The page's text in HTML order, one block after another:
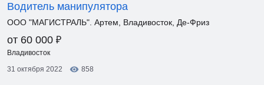
Водитель манипулятора
ООО "МАГИСТРАЛЬ". Артем, Владивосток, Де-Фриз
от 60 000 ₽
Владивосток
31 октября 2022
858